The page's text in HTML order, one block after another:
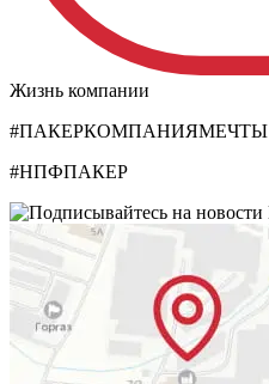
Жизнь компании
#ПАКЕРКОМПАНИЯМЕЧТЫ
#НПФПАКЕР